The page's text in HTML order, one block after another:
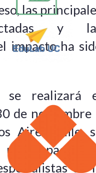
las
y
impacto ha
se realizará
de noviembre
Aires/Chile,
un espacio
de